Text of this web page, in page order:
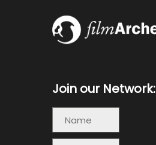
Join our Network: